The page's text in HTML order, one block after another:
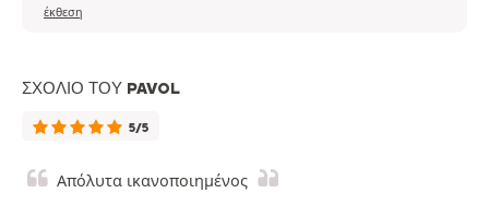
έκθεση
ΣΧΌΛΙΟ ΤΟΥ PAVOL
5/5
Απόλυτα ικανοποιημένος